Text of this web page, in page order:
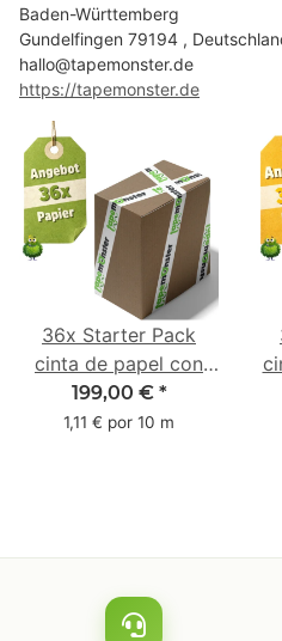
Baden-Württemberg
Gundelfingen 79194 ,
hallo@tapemonster.de
https://tapemonster.de
36x Starter Pack
cinta de papel con
logo - 1 color - 50
mm x 50 m - caucho
199,00 € *
1,11 € por 10 m